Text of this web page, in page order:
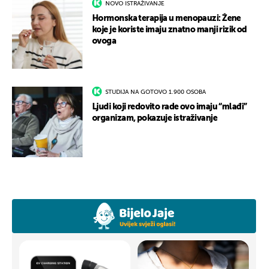
NOVO ISTRAŽIVANJE
Hormonska terapija u menopauzi: Žene
koje je koriste imaju znatno manji rizik od
ovoga
STUDIJA NA GOTOVO 1.900 OSOBA
Ljudi koji redovito rade ovo imaju “mlađi”
organizam, pokazuje istraživanje